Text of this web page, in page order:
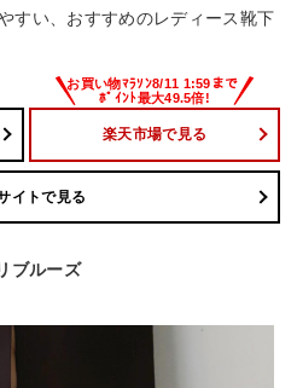
すい、おすすめのレディース靴下
楽天市場で見る
イトで見る
ブルーズ